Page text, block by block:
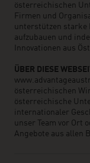
österreichischen
Firmen und
unterstützen starke
aufzubauen und
Innovationen aus
ÜBER DIESE
österreichischen
österreichische
internationaler
unser Team vor Ort
Angebote aus allen